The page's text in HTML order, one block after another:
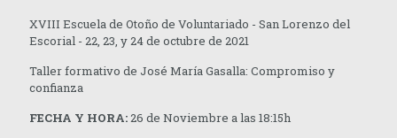
XVIII Escuela de Otoño de Voluntariado - San Lorenzo del
Escorial - 22, 23, y 24 de octubre de 2021
Taller formativo de José María Gasalla: Compromiso y
confianza
FECHA Y HORA: 26 de Noviembre a las 18:15h